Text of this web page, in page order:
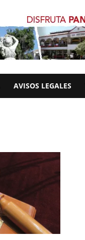
AVISOS LEGALES